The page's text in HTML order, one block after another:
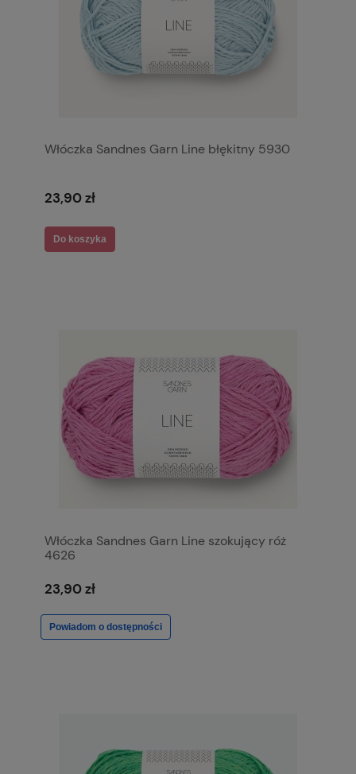
Włóczka Sandnes Garn Line błękitny 5930
23,90 zł
Do koszyka
Włóczka Sandnes Garn Line szokujący róż
4626
23,90 zł
Powiadom o dostępności